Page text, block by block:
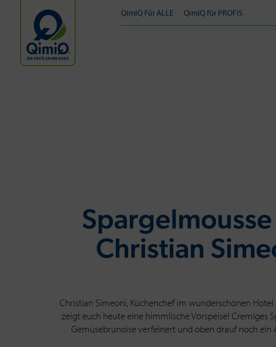
QimiQ Für ALLE QimiQ für PROFIS
Christian
Christian Simeoni, Küchenchef im wunderschönen Hotel
zeigt euch heute eine himmlische Vorspeise! Cremiges
Gemüsebrunoise verfeinert und oben drauf noch ein